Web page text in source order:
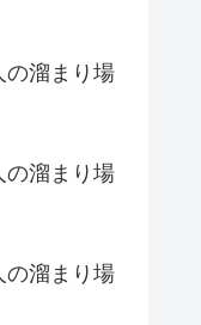
の溜まり場
の溜まり場
の溜まり場